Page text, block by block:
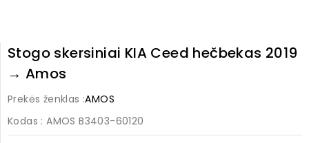
Stogo skersiniai KIA Ceed hečbekas 2019
→ Amos
Prekės ženklas :AMOS
Kodas : AMOS B3403-60120